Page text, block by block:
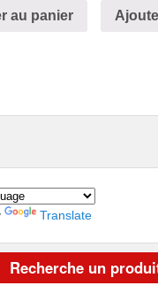
au panier
Translate
Recherche un